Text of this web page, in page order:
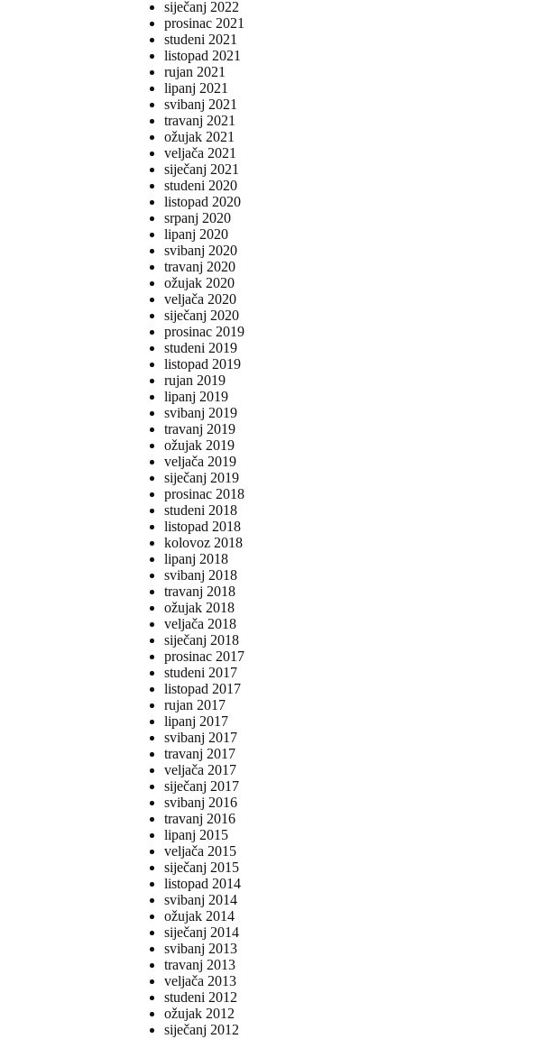
siječanj 2022
prosinac 2021
studeni 2021
listopad 2021
rujan 2021
lipanj 2021
svibanj 2021
travanj 2021
ožujak 2021
veljača 2021
siječanj 2021
studeni 2020
listopad 2020
srpanj 2020
lipanj 2020
svibanj 2020
travanj 2020
ožujak 2020
veljača 2020
siječanj 2020
prosinac 2019
studeni 2019
listopad 2019
rujan 2019
lipanj 2019
svibanj 2019
travanj 2019
ožujak 2019
veljača 2019
siječanj 2019
prosinac 2018
studeni 2018
listopad 2018
kolovoz 2018
lipanj 2018
svibanj 2018
travanj 2018
ožujak 2018
veljača 2018
siječanj 2018
prosinac 2017
studeni 2017
listopad 2017
rujan 2017
lipanj 2017
svibanj 2017
travanj 2017
veljača 2017
siječanj 2017
svibanj 2016
travanj 2016
lipanj 2015
veljača 2015
siječanj 2015
listopad 2014
svibanj 2014
ožujak 2014
siječanj 2014
svibanj 2013
travanj 2013
veljača 2013
studeni 2012
ožujak 2012
siječanj 2012